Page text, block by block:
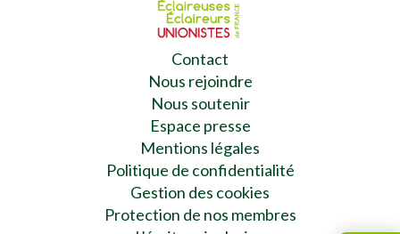
Contact
Nous rejoindre
Nous soutenir
Espace presse
Mentions légales
Politique de confidentialité
Gestion des cookies
Protection de nos membres